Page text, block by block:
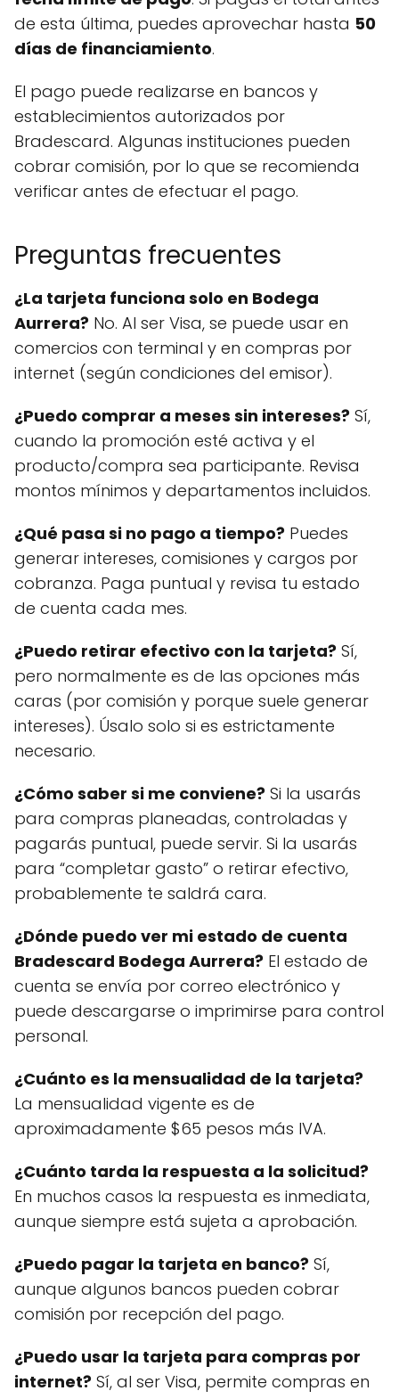
de esta última, puedes aprovechar hasta 50
días de financiamiento.
El pago puede realizarse en bancos y
establecimientos autorizados por
Bradescard. Algunas instituciones pueden
cobrar comisión, por lo que se recomienda
verificar antes de efectuar el pago.
Preguntas frecuentes
¿La tarjeta funciona solo en Bodega
Aurrera? No. Al ser Visa, se puede usar en
comercios con terminal y en compras por
internet (según condiciones del emisor).
¿Puedo comprar a meses sin intereses? Sí,
cuando la promoción esté activa y el
producto/compra sea participante. Revisa
montos mínimos y departamentos incluidos.
¿Qué pasa si no pago a tiempo? Puedes
generar intereses, comisiones y cargos por
cobranza. Paga puntual y revisa tu estado
de cuenta cada mes.
¿Puedo retirar efectivo con la tarjeta? Sí,
pero normalmente es de las opciones más
caras (por comisión y porque suele generar
intereses). Úsalo solo si es estrictamente
necesario.
¿Cómo saber si me conviene? Si la usarás
para compras planeadas, controladas y
pagarás puntual, puede servir. Si la usarás
para “completar gasto” o retirar efectivo,
probablemente te saldrá cara.
¿Dónde puedo ver mi estado de cuenta
Bradescard Bodega Aurrera? El estado de
cuenta se envía por correo electrónico y
puede descargarse o imprimirse para control
personal.
¿Cuánto es la mensualidad de la tarjeta?
La mensualidad vigente es de
aproximadamente $65 pesos más IVA.
¿Cuánto tarda la respuesta a la solicitud?
En muchos casos la respuesta es inmediata,
aunque siempre está sujeta a aprobación.
¿Puedo pagar la tarjeta en banco? Sí,
aunque algunos bancos pueden cobrar
comisión por recepción del pago.
¿Puedo usar la tarjeta para compras por
internet? Sí, al ser Visa, permite compras en